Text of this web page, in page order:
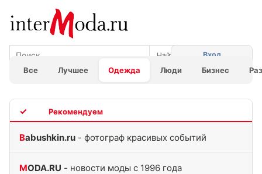
Все Лучшее Одежда Люди Бизнес
Вход
Babushkin.ru - фотограф красивых событий
MODA.RU - новости моды с 1996 года